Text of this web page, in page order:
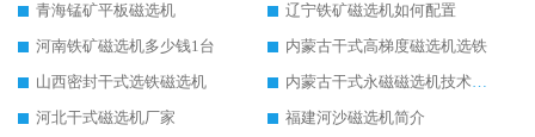
青海锰矿平板磁选机
辽宁铁矿磁选机如何配置
河南铁矿磁选机多少钱1台
内蒙古干式高梯度磁选机选铁
山西密封干式选铁磁选机
内蒙古干式永磁磁选机技术要求
河北干式磁选机厂家
福建河沙磁选机简介